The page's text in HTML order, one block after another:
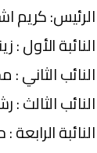
الرئيس: كريم
النائبة الأول
النائب
النائب الثالث :
النائبة